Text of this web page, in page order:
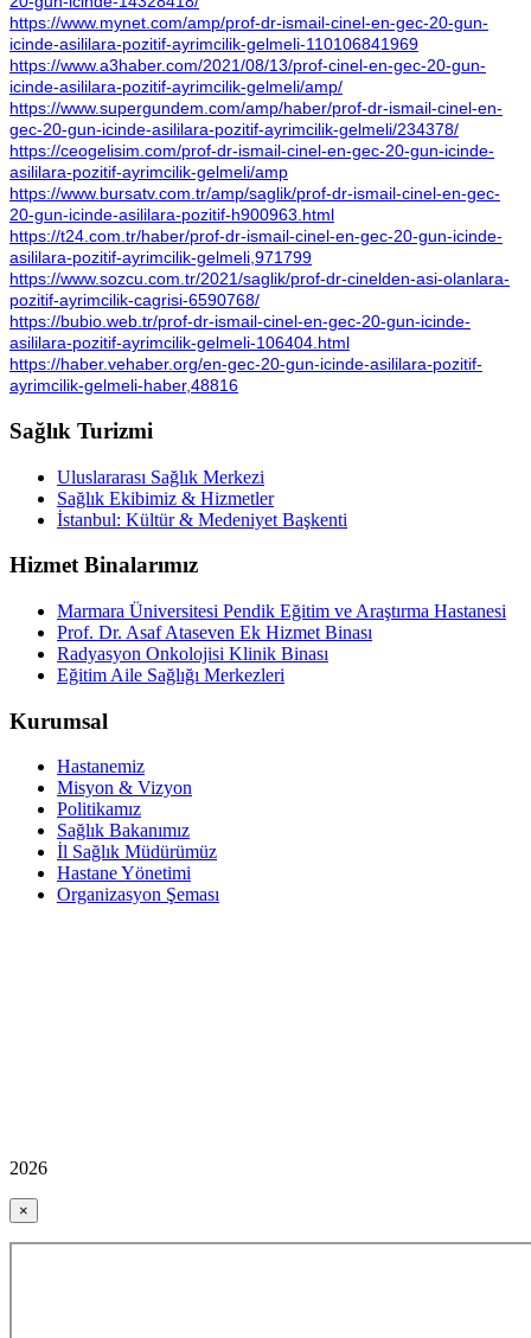
https://www.mynet.com/amp/prof-dr-ismail-cinel-en-gec-20-gun-
icinde-asililara-pozitif-ayrimcilik-gelmeli-110106841969
https://www.a3haber.com/2021/08/13/prof-cinel-en-gec-20-gun-
icinde-asililara-pozitif-ayrimcilik-gelmeli/amp/
https://www.supergundem.com/amp/haber/prof-dr-ismail-cinel-en-
gec-20-gun-icinde-asililara-pozitif-ayrimcilik-gelmeli/234378/
https://ceogelisim.com/prof-dr-ismail-cinel-en-gec-20-gun-icinde-
asililara-pozitif-ayrimcilik-gelmeli/amp
https://www.bursatv.com.tr/amp/saglik/prof-dr-ismail-cinel-en-gec-
20-gun-icinde-asililara-pozitif-h900963.html
https://t24.com.tr/haber/prof-dr-ismail-cinel-en-gec-20-gun-icinde-
asililara-pozitif-ayrimcilik-gelmeli,971799
https://www.sozcu.com.tr/2021/saglik/prof-dr-cinelden-asi-olanlara-
pozitif-ayrimcilik-cagrisi-6590768/
https://bubio.web.tr/prof-dr-ismail-cinel-en-gec-20-gun-icinde-
asililara-pozitif-ayrimcilik-gelmeli-106404.html
https://haber.vehaber.org/en-gec-20-gun-icinde-asililara-pozitif-
ayrimcilik-gelmeli-haber,48816
Sağlık Turizmi
Uluslararası Sağlık Merkezi
Sağlık Ekibimiz & Hizmetler
İstanbul: Kültür & Medeniyet Başkenti
Hizmet Binalarımız
Marmara Üniversitesi Pendik Eğitim ve Araştırma Hastanesi
Prof. Dr. Asaf Ataseven Ek Hizmet Binası
Radyasyon Onkolojisi Klinik Binası
Eğitim Aile Sağlığı Merkezleri
Kurumsal
Hastanemiz
Misyon & Vizyon
Politikamız
Sağlık Bakanımız
İl Sağlık Müdürümüz
Hastane Yönetimi
Organizasyon Şeması
2026
×